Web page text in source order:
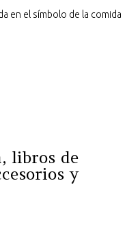
en el símbolo de la comida
de
y